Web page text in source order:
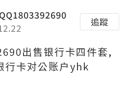
追蹤
出售银行卡四件套,
行卡对公账户yhk